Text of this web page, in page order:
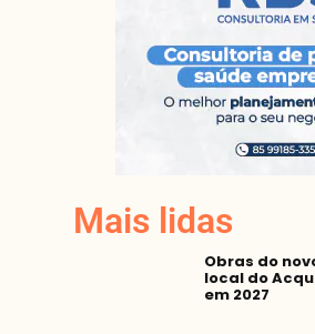
Mais lidas
Obras do
local do
em 2027